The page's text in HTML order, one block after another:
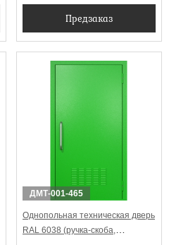
Предзаказ
ДМТ-001-465
Однопольная техническая дверь
RAL 6038 (ручка-скоба,